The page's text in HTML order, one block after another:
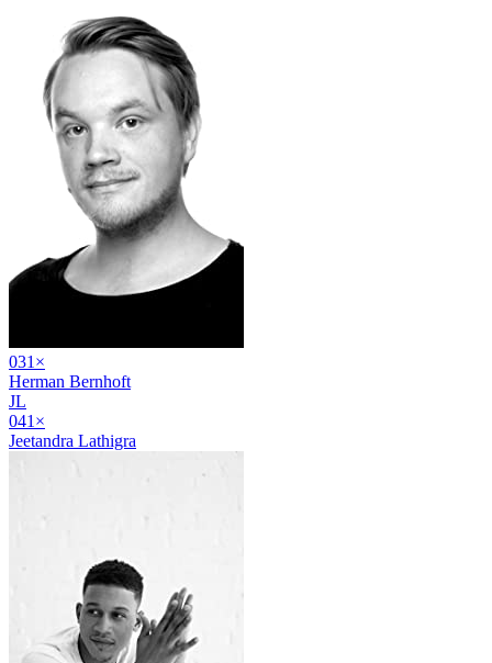
031 ×
Herman Bernhoft
JL
041 ×
Jeetandra Lathigra